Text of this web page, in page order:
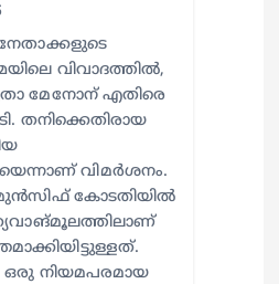
വിവാദത്തില്‍,
മേനോന് എതിരെ
തനിക്കെതിരായ
വിമര്‍ശനം.
കോടതിയില്‍
ഒരു നിയമപരമായ